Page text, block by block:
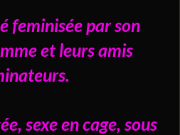
feminisée par son
et leurs amis
sexe en cage, sous